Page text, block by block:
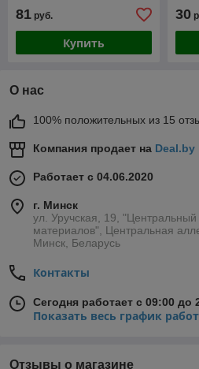
81 руб.
Купить
30
О нас
100% положительных из 15
Компания продает на Deal.by
Работает с 04.06.2020
г. Минск
ул. Уручская, 19,
материалов", Центральная
Минск, Беларусь
Контакты
Сегодня работает с 09:00 до
Показать весь график
Отзывы о магазине